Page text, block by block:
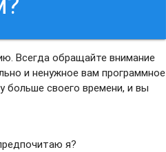
Всегда обращайте внимание
и ненужное вам программное
больше своего времени, и вы
я?